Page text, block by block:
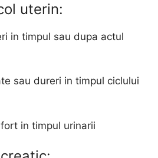
uterin:
in timpul sau dupa actul
sau dureri in timpul ciclului
in timpul urinarii